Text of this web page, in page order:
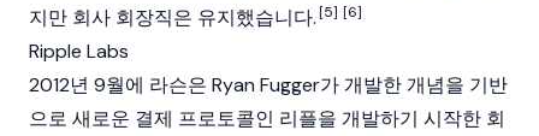
지만 회사 회장직은 유지했습니다.[5] [6]
Ripple Labs
2012년 9월에 라슨은 Ryan Fugger가 개발한 개념을 기반
으로 새로운 결제 프로토콜인 리플을 개발하기 시작한 회